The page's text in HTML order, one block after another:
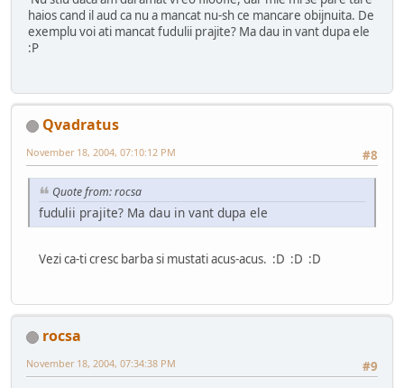
haios cand il aud ca nu a mancat nu-sh ce mancare obijnuita. De
exemplu voi ati mancat fudulii prajite? Ma dau in vant dupa ele
:P
Qvadratus
#8
November 18, 2004, 07:10:12 PM
Quote from: rocsa
fudulii prajite? Ma dau in vant dupa ele
Vezi ca-ti cresc barba si mustati acus-acus. :D :D :D
rocsa
#9
November 18, 2004, 07:34:38 PM